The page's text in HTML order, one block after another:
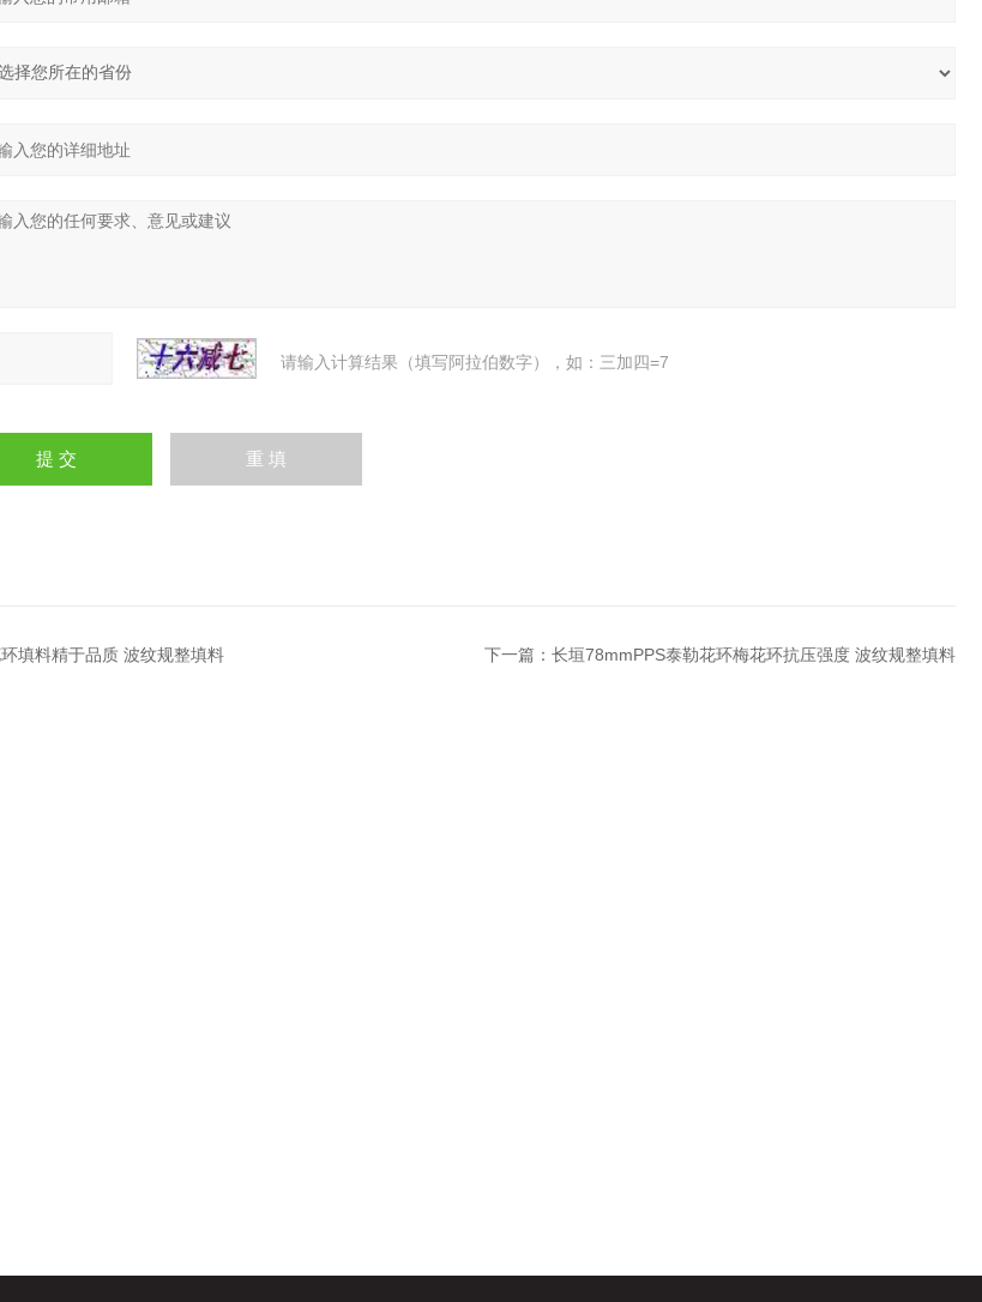
请输入计算结果（填写阿拉伯数字），如：三加四=7
填料精于品质 波纹规整填料 下一篇： 长垣78mmPPS泰勒花环梅花环抗压强度 波纹规整填料